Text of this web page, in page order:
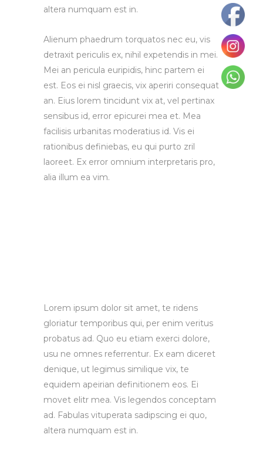
altera numquam est in.
Alienum phaedrum torquatos nec eu, vis
detraxit periculis ex, nihil expetendis in mei.
Mei an pericula euripidis, hinc partem ei
est. Eos ei nisl graecis, vix aperiri consequat
an. Eius lorem tincidunt vix at, vel pertinax
sensibus id, error epicurei mea et. Mea
facilisis urbanitas moderatius id. Vis ei
rationibus definiebas, eu qui purto zril
laoreet. Ex error omnium interpretaris pro,
alia illum ea vim.
Lorem ipsum dolor sit amet, te ridens
gloriatur temporibus qui, per enim veritus
probatus ad. Quo eu etiam exerci dolore,
usu ne omnes referrentur. Ex eam diceret
denique, ut legimus similique vix, te
equidem apeirian definitionem eos. Ei
movet elitr mea. Vis legendos conceptam
ad. Fabulas vituperata sadipscing ei quo,
altera numquam est in.